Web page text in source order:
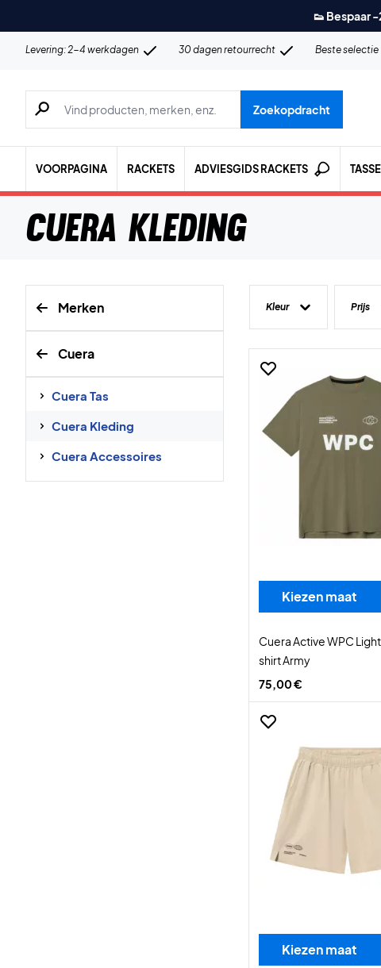
👟 Bespaar
Levering: 2-4 werkdagen 30 dagen retourrecht Beste selectie
Zoeken naar producten, merken etc.
Zoekopdracht
VOORPAGINA RACKETS ADVIESGIDS RACKETS
Cuera Kleding
Merken
Cuera
Cuera Tas
Cuera Kleding
Cuera Accessoires
Kleur Prijs
Kiezen maat
Cuera Active WPC
shirt Army
75,00 €
Kiezen maat